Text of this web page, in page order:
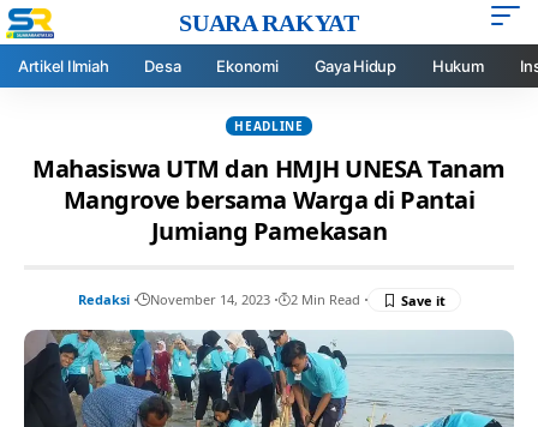
SUARA RAKYAT
Artikel Ilmiah Desa Ekonomi Gaya Hidup Hukum
HEADLINE
Mahasiswa UTM dan HMJH UNESA Tanam
Mangrove bersama Warga di Pantai
Jumiang Pamekasan
Redaksi November 14, 2023 2 Min Read